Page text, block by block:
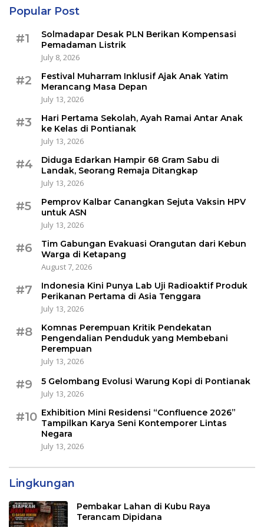
Popular Post
#1
Solmadapar Desak PLN Berikan Kompensasi
Pemadaman Listrik
July 8, 2026
#2
Festival Muharram Inklusif Ajak Anak Yatim
Merancang Masa Depan
July 13, 2026
#3
Hari Pertama Sekolah, Ayah Ramai Antar Anak
ke Kelas di Pontianak
July 13, 2026
#4
Diduga Edarkan Hampir 68 Gram Sabu di
Landak, Seorang Remaja Ditangkap
July 13, 2026
#5
Pemprov Kalbar Canangkan Sejuta Vaksin HPV
untuk ASN
July 13, 2026
#6
Tim Gabungan Evakuasi Orangutan dari Kebun
Warga di Ketapang
August 7, 2026
#7
Indonesia Kini Punya Lab Uji Radioaktif Produk
Perikanan Pertama di Asia Tenggara
July 13, 2026
#8
Komnas Perempuan Kritik Pendekatan
Pengendalian Penduduk yang Membebani
Perempuan
July 13, 2026
#9
5 Gelombang Evolusi Warung Kopi di Pontianak
July 13, 2026
#10 Exhibition Mini Residensi “Confluence 2026”
Tampilkan Karya Seni Kontemporer Lintas
Negara
July 13, 2026
Lingkungan
Pembakar Lahan di Kubu Raya
Terancam Dipidana